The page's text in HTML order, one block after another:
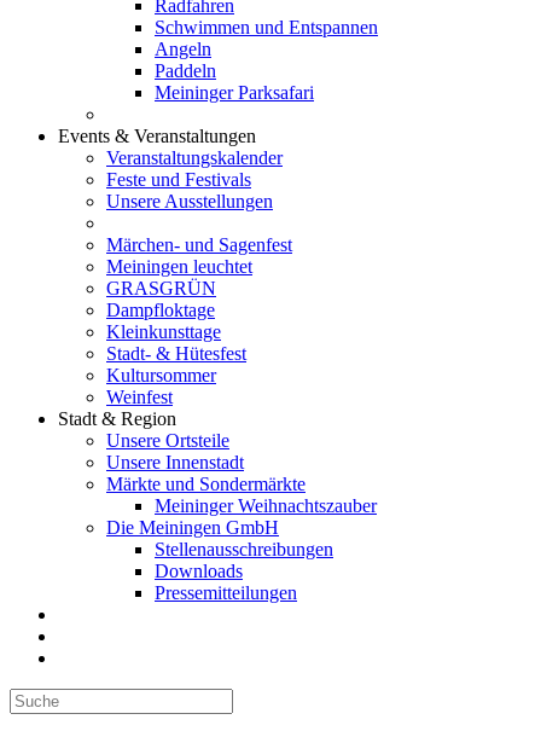
Radfahren
Schwimmen und Entspannen
Angeln
Paddeln
Meininger Parksafari
Events & Veranstaltungen
Veranstaltungskalender
Feste und Festivals
Unsere Ausstellungen
Märchen- und Sagenfest
Meiningen leuchtet
GRASGRÜN
Dampfloktage
Kleinkunsttage
Stadt- & Hütesfest
Kultursommer
Weinfest
Stadt & Region
Unsere Ortsteile
Unsere Innenstadt
Märkte und Sondermärkte
Meininger Weihnachtszauber
Die Meiningen GmbH
Stellenausschreibungen
Downloads
Pressemitteilungen